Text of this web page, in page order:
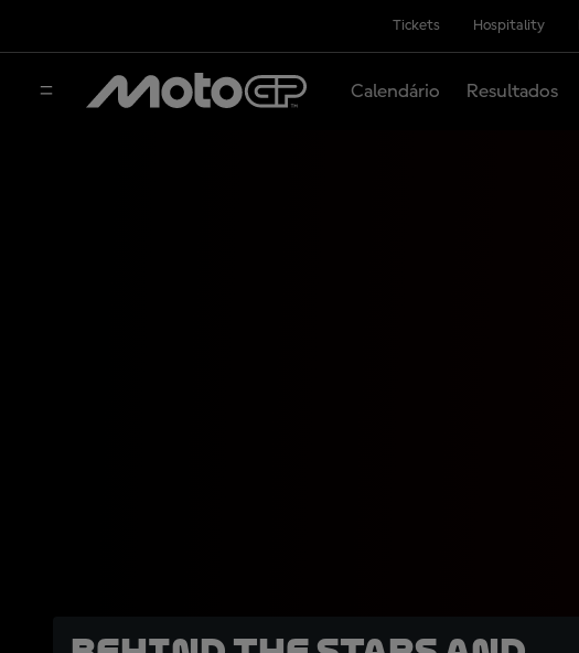
Tickets Hospitality
Calendário Resultados